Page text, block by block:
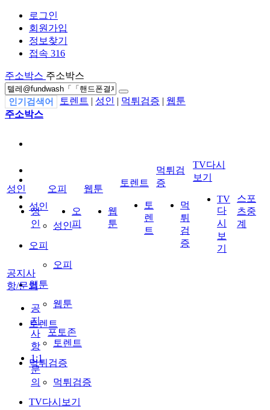
로그인
회원가입
정보찾기
접속 316
주소박스 주소박스
인기검색어 토렌트 | 성인 | 먹튀검증 | 웹툰
주소박스
성인
성인
오피
오피
웹툰
웹툰
토렌트
토렌트
먹튀검증
먹튀검증
TV다시보기
성인
성
인
오피
오
피
웹툰
웹
툰
토렌트
토
렌
트
먹튀검
증
먹
튀
검
증
TV다시
보기
TV
다
시
보
기
스포
츠중
계
공지사
항/문의
공
지
사
항
1:1
문
의
포토존